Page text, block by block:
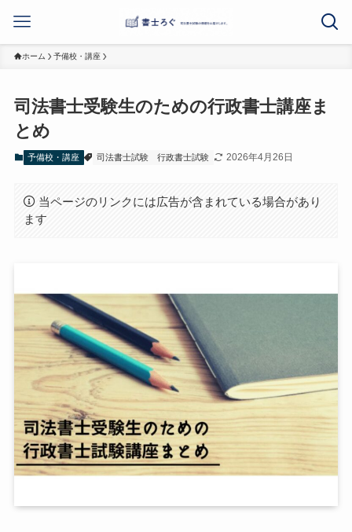
ホーム 予備校・講座
司法書士受験生のための行政書士講座ま
とめ
予備校・講座 司法書士試験 行政書士試験 2026年4月26日
当ページのリンクには広告が含まれている場合があり
ます